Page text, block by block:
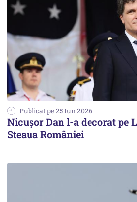
Publicat pe 25 Iun 2026
Nicuşor Dan l-a decorat pe
Steaua României